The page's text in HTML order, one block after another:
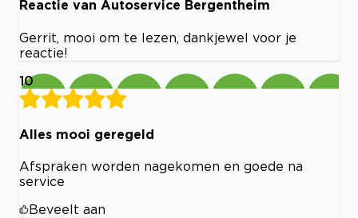
Reactie van Autoservice Bergentheim
Gerrit, mooi om te lezen, dankjewel voor je
reactie!
10
Alles mooi geregeld
Afspraken worden nagekomen en goede na
service
Beveelt aan